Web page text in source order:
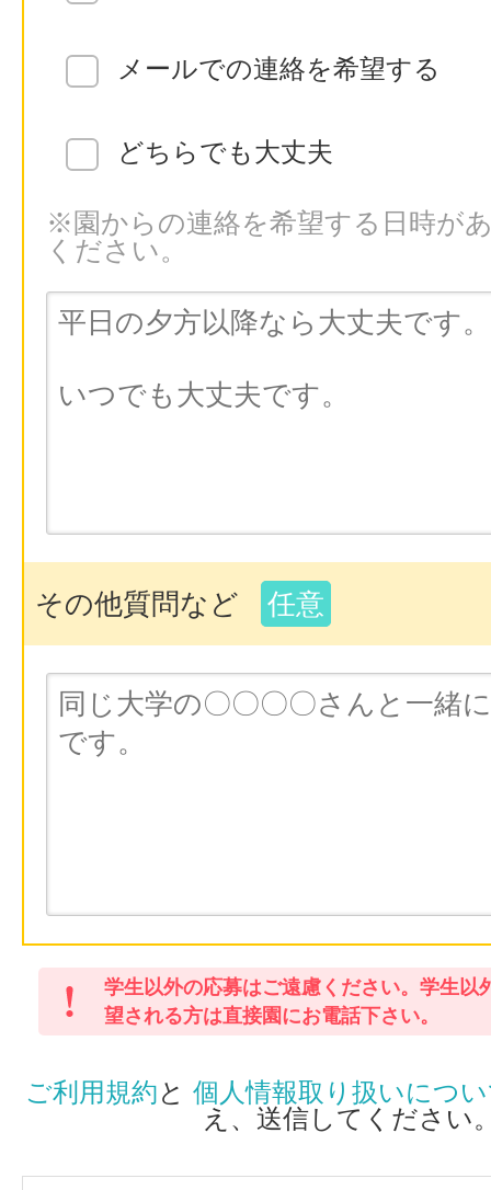
メールでの連絡を希望する
どちらでも大丈夫
※園からの連絡を希望する日時が
ください。
その他質問など 任意
学生以外の応募はご遠慮ください。学生以
望される方は直接園にお電話下さい。
ご利用規約と 個人情報取り扱いにつ
え、送信してください